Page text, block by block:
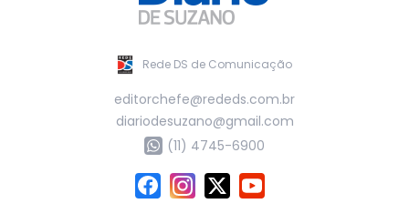
Rede DS de Comunicação
editorchefe@rededs.com.br
diariodesuzano@gmail.com
(11) 4745-6900